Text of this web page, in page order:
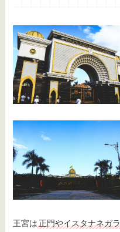
王宮は 正門やイスタナネガラ